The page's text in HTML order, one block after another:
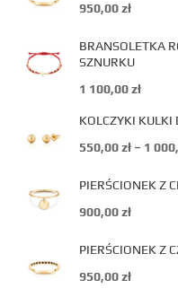
950,00zł
BRANSOLETKA
SZNURKU
1 100,00zł
KOLCZYKI
550,00zł – 1
PIERŚCIONEK Z
900,00zł
PIERŚCIONEK Z
950,00zł